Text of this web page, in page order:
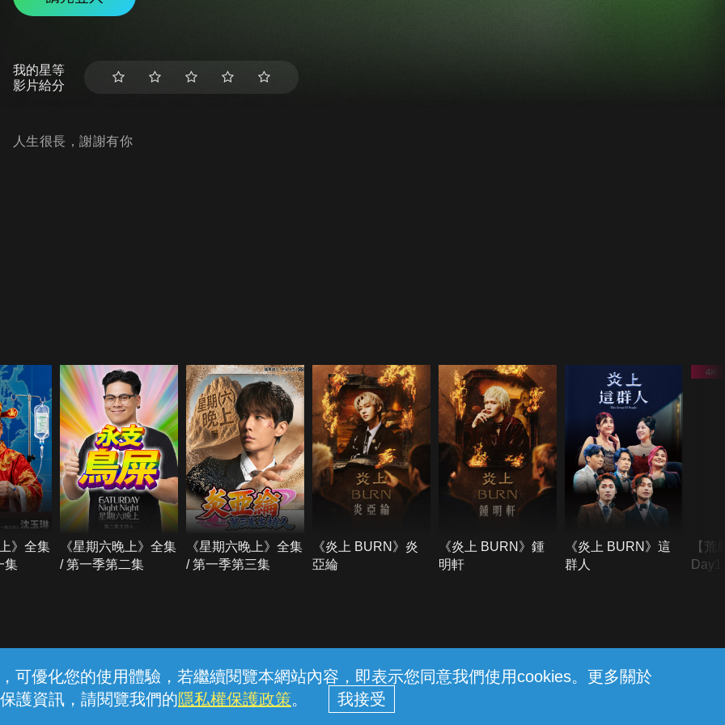
可優化您的使用體驗，若繼續閱覽本網站內容，即表示您同意我們使用cookies。更多關於
護資訊，請閱覽我們的隱私權保護政策。
我的星等
影片給分
人生很長，謝謝有你
》全集
集
《星期六晚上》全集
/ 第一季第二集
《星期六晚上》全集
/ 第一季第三集
《炎上 BURN》炎
亞綸
《炎上 BURN》鍾
明軒
《炎上 BURN》這
群人
【荒
線上客服 服務條款 隱私權保護
中華電信股份有限公司個人家庭分公司 (統一編號：96979949) © 2026